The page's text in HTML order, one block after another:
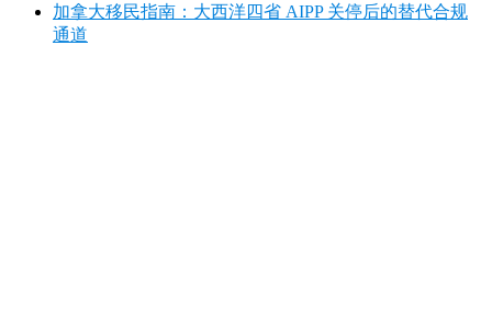
加拿大移民指南：大西洋四省 AIPP 关停后的替代合规
通道